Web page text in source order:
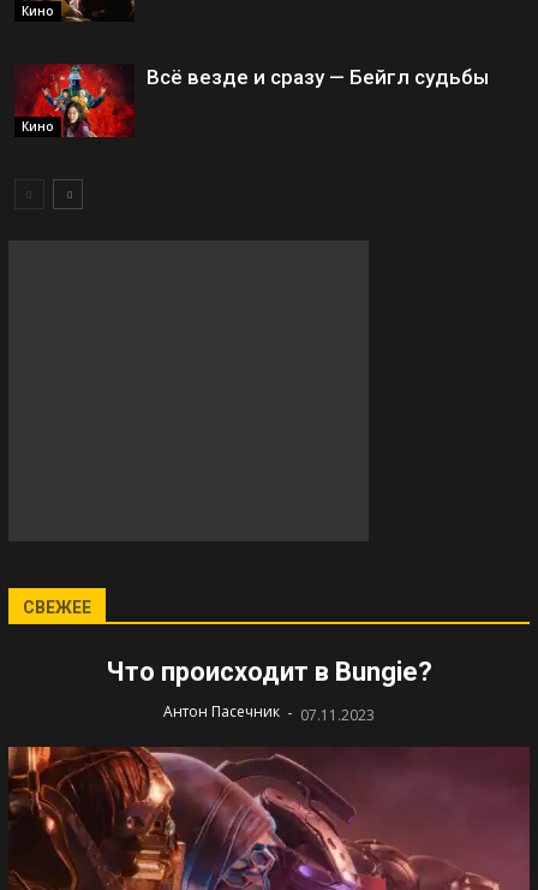
Кино
Кино
Всё везде и сразу — Бейгл судьбы
СВЕЖЕЕ
Что происходит в Bungie?
Антон Пасечник - 07.11.2023